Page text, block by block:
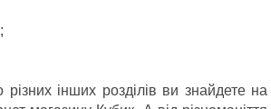
різних інших розділів ви знайдете на